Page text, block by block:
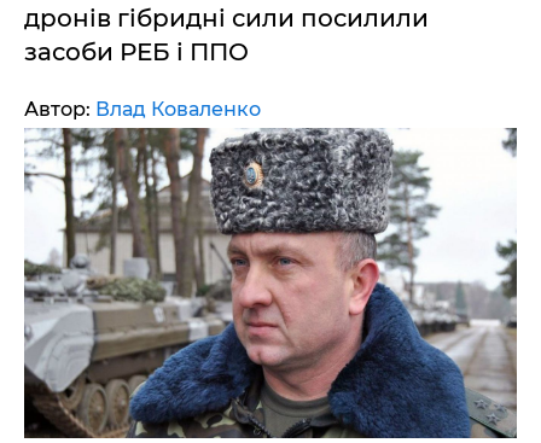
дронів гібридні сили посилили
засоби РЕБ і ППО
Автор: Влад Коваленко